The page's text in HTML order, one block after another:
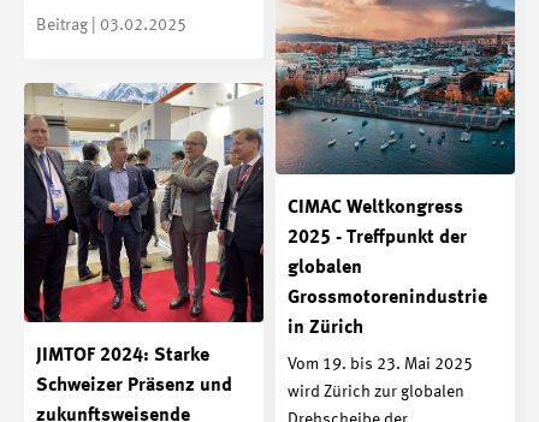
Beitrag | 03.02.2025
CIMAC Weltkongress
2025 - Treffpunkt der
globalen
Grossmotorenindustrie
in Zürich
Vom 19. bis 23. Mai 2025
wird Zürich zur globalen
JIMTOF 2024: Starke
Schweizer Präsenz und
zukunftsweisende